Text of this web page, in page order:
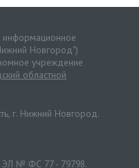
Новгород")
учреждение
областной
г. Нижний Новгород.
ЭЛ № ФС 77 - 79798.